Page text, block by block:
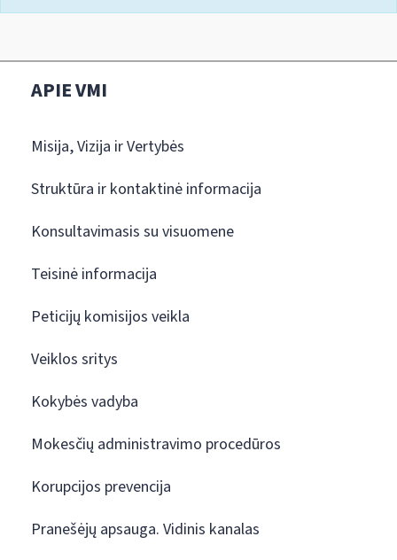
APIE VMI
Misija, Vizija ir Vertybės
Struktūra ir kontaktinė informacija
Konsultavimasis su visuomene
Teisinė informacija
Peticijų komisijos veikla
Veiklos sritys
Kokybės vadyba
Mokesčių administravimo procedūros
Korupcijos prevencija
Pranešėjų apsauga. Vidinis kanalas